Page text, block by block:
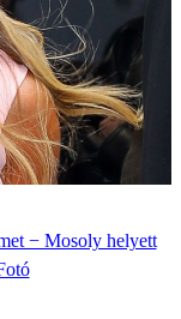
− Mosoly helyett